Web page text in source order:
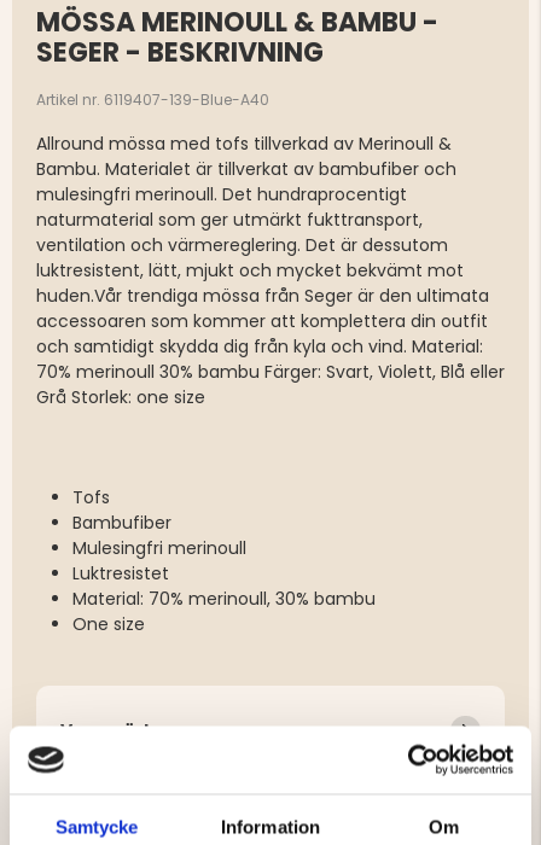
Samtycke Information Om
MÖSSA MERINOULL & BAMBU -
SEGER - BESKRIVNING
Artikel nr. 6119407-139-Blue-A40
Allround mössa med tofs tillverkad av Merinoull &
Bambu. Materialet är tillverkat av bambufiber och
mulesingfri merinoull. Det hundraprocentigt
naturmaterial som ger utmärkt fukttransport,
ventilation och värmereglering. Det är dessutom
luktresistent, lätt, mjukt och mycket bekvämt mot
huden.Vår trendiga mössa från Seger är den ultimata
accessoaren som kommer att komplettera din outfit
och samtidigt skydda dig från kyla och vind. Material:
70% merinoull 30% bambu Färger: Svart, Violett, Blå eller
Grå Storlek: one size
Tofs
Bambufiber
Mulesingfri merinoull
Luktresistet
Material: 70% merinoull, 30% bambu
One size
Varumärke
Material
Egenskaper